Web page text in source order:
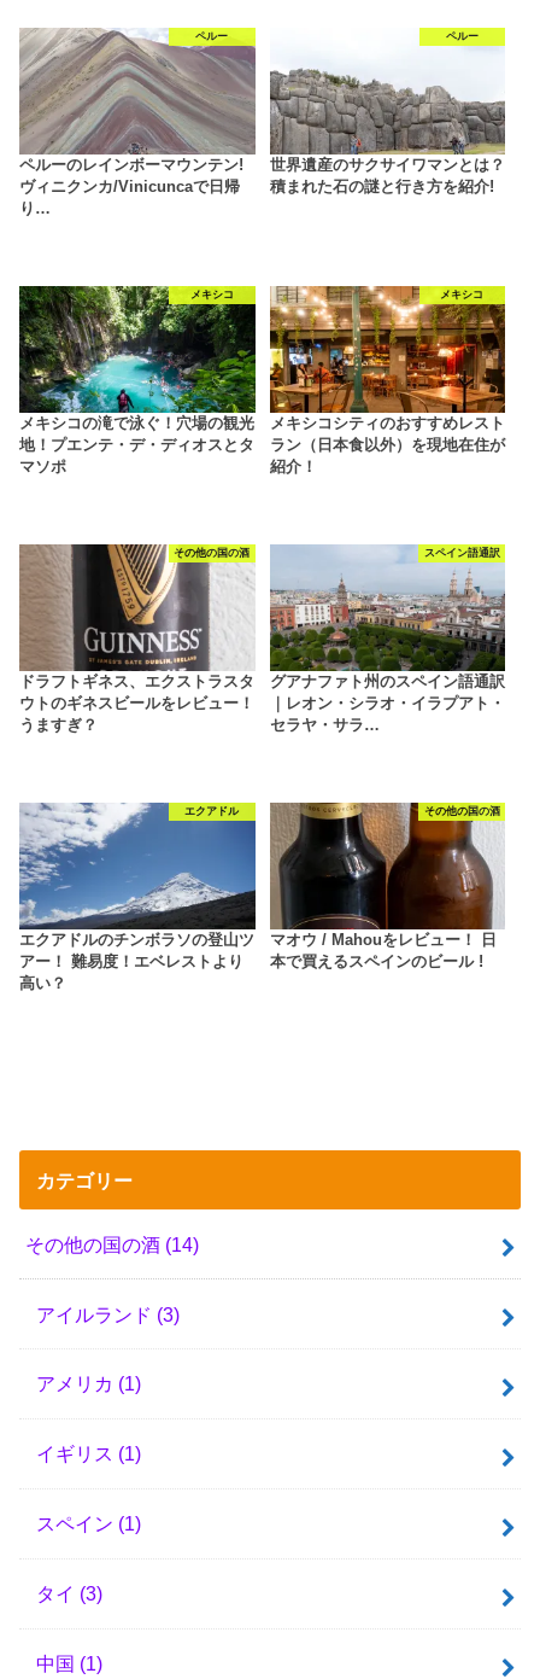
ペルー
ペルーのレインボーマウンテン!
ヴィニクンカ/Vinicuncaで日帰
り…
ペルー
世界遺産のサクサイワマンとは？
積まれた石の謎と行き方を紹介!
メキシコ
メキシコの滝で泳ぐ！穴場の観光
地！プエンテ・デ・ディオスとタ
マソポ
メキシコ
メキシコシティのおすすめレスト
ラン（日本食以外）を現地在住が
紹介！
その他の国の酒
ドラフトギネス、エクストラスタ
ウトのギネスビールをレビュー！
うますぎ？
スペイン語通訳
グアナファト州のスペイン語通訳
｜レオン・シラオ・イラプアト・
セラヤ・サラ…
エクアドル
エクアドルのチンボラソの登山ツ
アー！ 難易度！エベレストより
高い？
その他の国の酒
マオウ / Mahouをレビュー！ 日
本で買えるスペインのビール !
カテゴリー
その他の国の酒 (14)
アイルランド (3)
アメリカ (1)
イギリス (1)
スペイン (1)
タイ (3)
中国 (1)